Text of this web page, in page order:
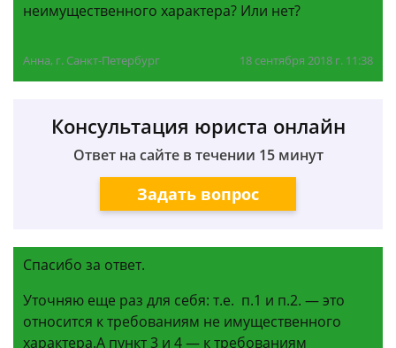
неимущественного характера? Или нет?
Анна, г. Санкт-Петербург 18 сентября 2018 г. 11:38
Консультация юриста онлайн
Ответ на сайте в течении 15 минут
Задать вопрос
Спасибо за ответ.
Уточняю еще раз для себя: т.е. п.1 и п.2. — это
относится к требованиям не имущественного
характера.А пункт 3 и 4 — к требованиям